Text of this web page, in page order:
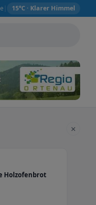
| 15°C · Klarer Himmel
×
Holzofenbrot